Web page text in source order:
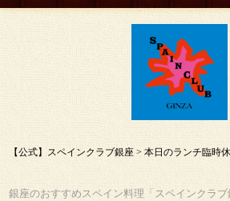
【公式】スペインクラブ銀座 >本日のランチ臨時
銀座のおすすめスペイン料理「スペインクラブ